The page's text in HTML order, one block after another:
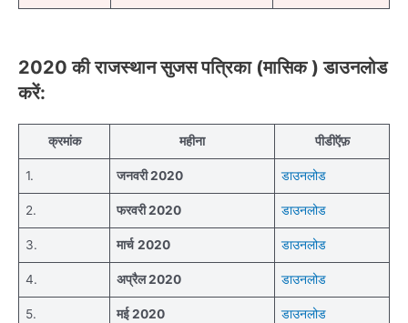
2020 की राजस्थान सुजस पत्रिका (मासिक ) डाउनलोड
करें:
क्रमांक महीना पीडीऍफ़
1. जनवरी 2020 डाउनलोड
2. फरवरी 2020 डाउनलोड
3. मार्च 2020 डाउनलोड
4. अप्रैल 2020 डाउनलोड
5. मई 2020 डाउनलोड